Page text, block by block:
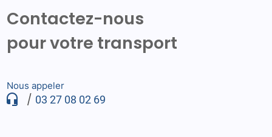
Contactez-nous
pour votre transport
Nous appeler
/ 03 27 08 02 69